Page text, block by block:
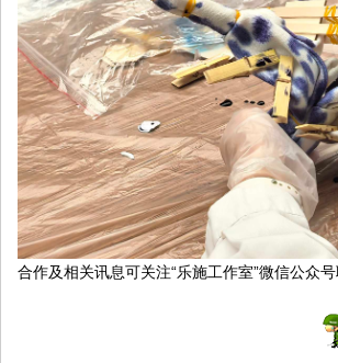
合作及相关讯息可关注“乐施工作室”微信公众号